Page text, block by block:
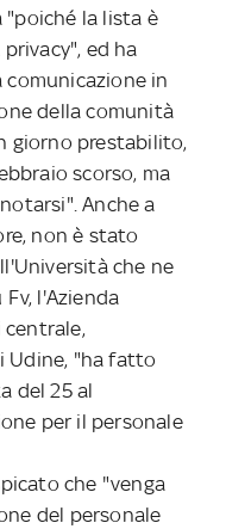
la lista è
ed ha
in
della comunità
giorno prestabilito,
scorso, ma
Anche a
non è stato
che ne
l'Azienda
"ha fatto
del 25 al
per il personale
che "venga
del personale